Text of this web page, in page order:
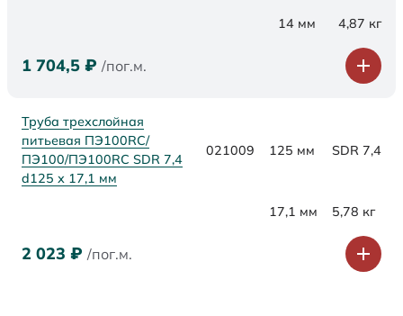
14 мм 4,87 кг
1 704,5 ₽ /пог.м.
Труба трехслойная
питьевая ПЭ100RC/
ПЭ100/ПЭ100RC SDR 7,4
d125 х 17,1 мм
021009 125 мм SDR 7,4
17,1 мм 5,78 кг
2 023 ₽ /пог.м.